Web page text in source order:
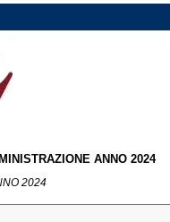
ANNO 2024
2024